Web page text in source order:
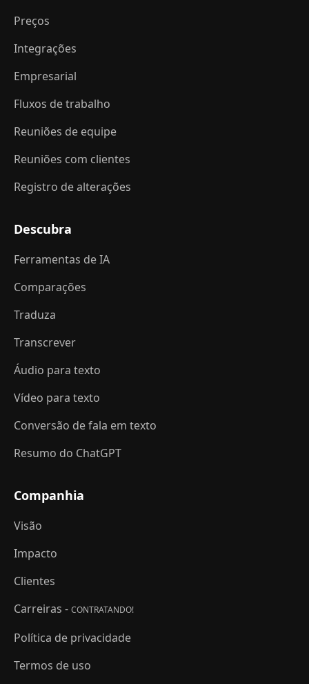
Preços
Integrações
Empresarial
Fluxos de trabalho
Reuniões de equipe
Reuniões com clientes
Registro de alterações
Descubra
Ferramentas de IA
Comparações
Traduza
Transcrever
Áudio para texto
Vídeo para texto
Conversão de fala em texto
Resumo do ChatGPT
Companhia
Visão
Impacto
Clientes
Carreiras - CONTRATANDO!
Política de privacidade
Termos de uso